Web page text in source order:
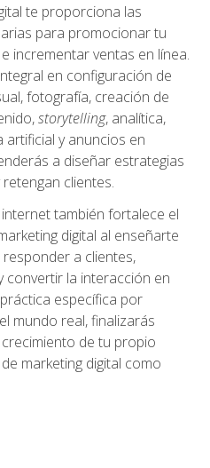
te proporciona las
para promocionar tu
incrementar ventas en línea.
en configuración de
fotografía, creación de
storytelling, analítica,
artificial y anuncios en
a diseñar estrategias
clientes.
también fortalece el
digital al enseñarte
a clientes,
convertir la interacción en
específica por
mundo real, finalizarás
de tu propio
marketing digital como